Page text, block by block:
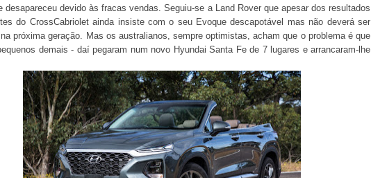
desapareceu devido às fracas vendas. Seguiu-se a Land Rover que apesar dos resultados
do CrossCabriolet ainda insiste com o seu Evoque descapotável mas não deverá ser
próxima geração. Mas os australianos, sempre optimistas, acham que o problema é que
demais - daí pegaram num novo Hyundai Santa Fe de 7 lugares e arrancaram-lhe